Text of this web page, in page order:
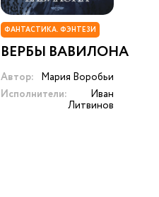
ФАНТАСТИКА. ФЭНТЕЗИ
ВЕРБЫ ВАВИЛОНА
Автор: Мария Воробьи
Исполнители:
Иван
Литвинов